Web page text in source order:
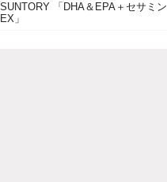
SUNTORY 「DHA＆EPA＋セサミン
EX」